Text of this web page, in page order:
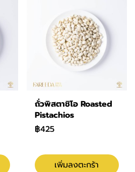
ถั่วพิสตาชิโอ Roasted
Pistachios
฿425
เพิ่มลงตะกร้า